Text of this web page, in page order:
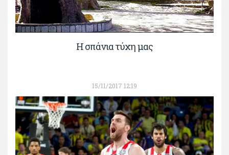
Η σπάνια τύχη μας
15/11/2017 12:19